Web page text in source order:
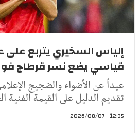
إلياس السخيري يتربع على
قياسي يضع نسر قرطاج
عيداً عن الأضواء والضجيج
تقديم الدليل على القيمة الفنية
12:35 - 2026/08/07